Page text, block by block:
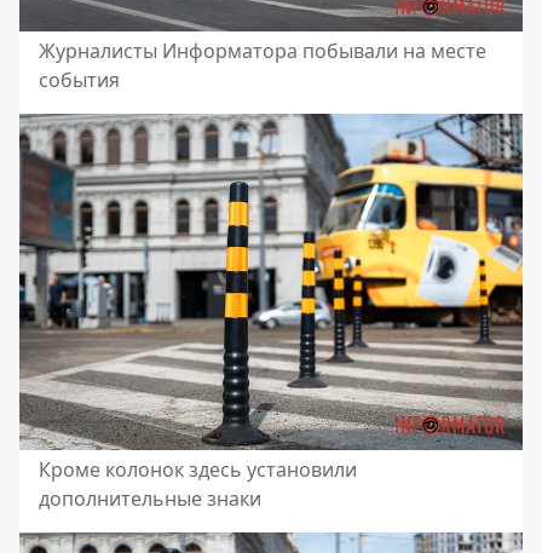
Журналисты Информатора побывали на месте
события
Кроме колонок здесь установили
дополнительные знаки